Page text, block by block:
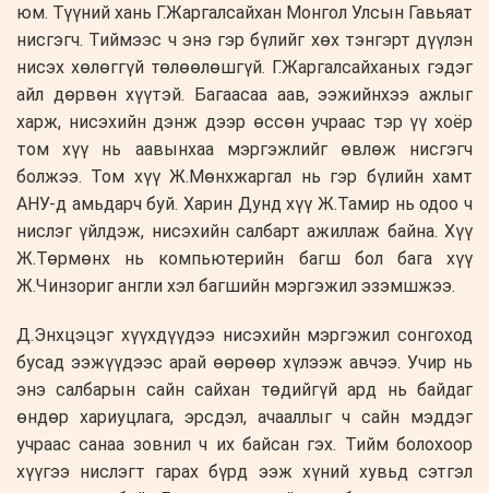
юм. Түүний хань Г.Жаргалсайхан Монгол Улсын Гавьяат
нисгэгч. Тиймээс ч энэ гэр бүлийг хөх тэнгэрт дүүлэн
нисэх хөлөггүй төлөөлөшгүй. Г.Жаргалсайханых гэдэг
айл дөрвөн хүүтэй. Багаасаа аав, ээжийнхээ ажлыг
харж, нисэхийн дэнж дээр өссөн учраас тэр үү хоёр
том хүү нь аавынхаа мэргэжлийг өвлөж нисгэгч
болжээ. Том хүү Ж.Мөнхжаргал нь гэр бүлийн хамт
АНУ-д амьдарч буй. Харин Дунд хүү Ж.Тамир нь одоо ч
нислэг үйлдэж, нисэхийн салбарт ажиллаж байна. Хүү
Ж.Төрмөнх нь компьютерийн багш бол бага хүү
Ж.Чинзориг англи хэл багшийн мэргэжил эзэмшжээ.
Д.Энхцэцэг хүүхдүүдээ нисэхийн мэргэжил сонгоход
бусад ээжүүдээс арай өөрөөр хүлээж авчээ. Учир нь
энэ салбарын сайн сайхан төдийгүй ард нь байдаг
өндөр хариуцлага, эрсдэл, ачааллыг ч сайн мэддэг
учраас санаа зовнил ч их байсан гэх. Тийм болохоор
хүүгээ нислэгт гарах бүрд ээж хүний хувьд сэтгэл